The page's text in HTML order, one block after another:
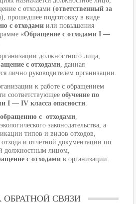
с отходами (ответственный за
), прошедшее подготовку в виде
с отходами или повышения
«Обращение с отходами I —
должностного лица,
с отходами , данная
лично руководителем организации.
к работе с обращением
соответствующее обучение по
I — IV класса опасности
с отходами
законодательства, а
типов и видов отходов,
отхода и отчетной документации по
должностным лицом,
с отходами в организации.
СВЯЗИ